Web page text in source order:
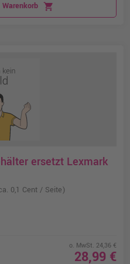
shopping_cart
ersetzt Lexmark
0,1 Cent / Seite)
o. MwSt. 24,36 €
28,99 €